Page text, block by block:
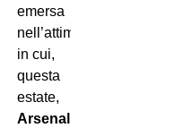
emersa
nell’attimo
in cui,
questa
estate,
Arsenal